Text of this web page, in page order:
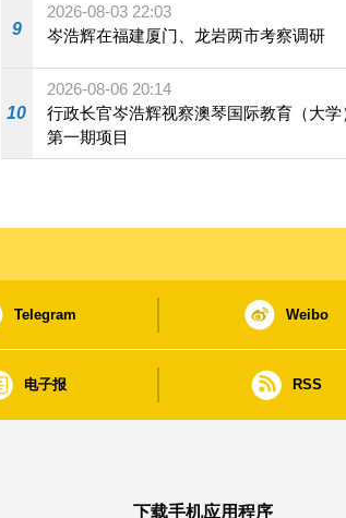
9
2026-08-03 22:03
岑浩辉在福建厦门、龙岩两市考察调研
10
2026-08-06 20:14
行政长官岑浩辉视察澳琴国际教育（大学
第一期项目
Telegram Weibo
电子报 RSS
下载手机应用程序